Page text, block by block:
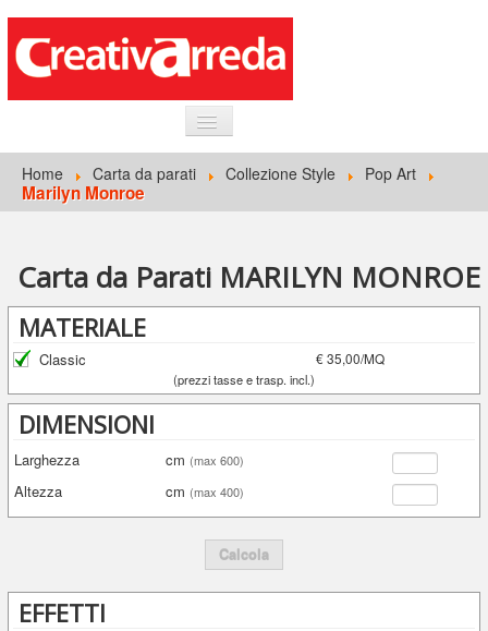
HOME
INFORMAZIONI GENERALI
ACCEDI
Home Carta da parati Collezione Style Pop Art
Marilyn Monroe
Carta da Parati MARILYN MONROE
MATERIALE
Classic € 35,00/MQ
(prezzi tasse e trasp. incl.)
DIMENSIONI
Larghezza cm (max 600)
Altezza cm (max 400)
Calcola
EFFETTI